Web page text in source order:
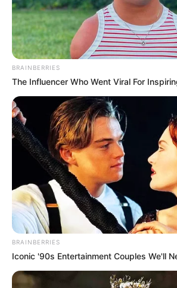
BRAINBERRIES
The Influencer Who Went Viral For
BRAINBERRIES
Iconic '90s Entertainment Couples We'll